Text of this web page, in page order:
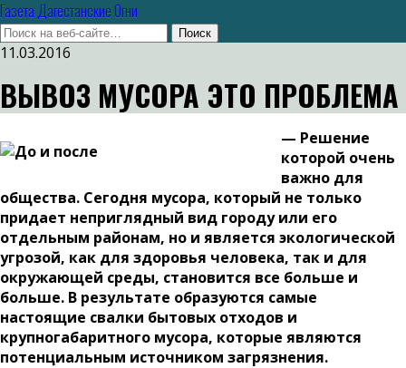
Газета Дагестанские Огни
11.03.2016
ВЫВОЗ МУСОРА ЭТО ПРОБЛЕМА
— Решение
которой очень
важно для
общества. Сегодня мусора, который не только
придает неприглядный вид городу или его
отдельным районам, но и является экологической
угрозой, как для здоровья человека, так и для
окружающей среды, становится все больше и
больше. В результате образуются самые
настоящие свалки бытовых отходов и
крупногабаритного мусора, которые являются
потенциальным источником загрязнения.